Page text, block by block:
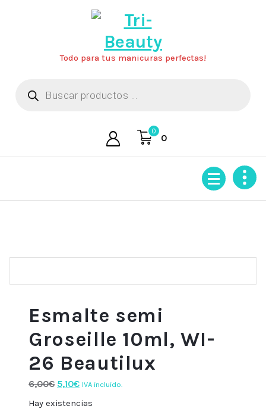
Todo para tus manicuras perfectas!
productos
0
0
Esmalte semi
Groseille 10ml, WI-
26 Beautilux
6,00€ El
precio
5,10€El
precio
IVA incluido.
Hay existencias